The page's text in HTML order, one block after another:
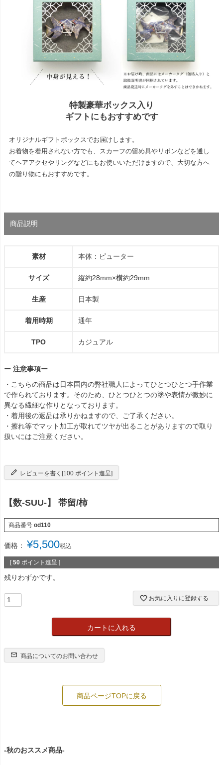
特製豪華ボックス入り
ギフトにもおすすめです
オリジナルギフトボックスでお届けします。
お着物を着用されない方でも、スカーフの留め具やリボンなどを通し
てヘアアクセやリングなどにもお使いいただけますので、大切な方へ
の贈り物にもおすすめです。
商品説明
素材 本体：ピューター
サイズ 縦約28mm×横約29mm
生産 日本製
着用時期 通年
TPO カジュアル
ー 注意事項ー
・こちらの商品は日本国内の弊社職人によってひとつひとつ手作業
で作られております。そのため、ひとつひとつの塗や表情が微妙に
異なる繊細な作りとなっております。
・着用後の返品は承りかねますので、ご了承ください。
・擦れ等でマット加工が取れてツヤが出ることがありますので取り
扱いにはご注意ください。
レビューを書く[100 ポイント進呈]
【数-SUU-】 帯留/柿
商品番号 od110
価格： ¥5,500税込
[ 50 ポイント進呈 ]
残りわずかです。
お気に入りに登録する
カートに入れる
商品についてのお問い合わせ
商品ページTOPに戻る
-秋のおススメ商品-